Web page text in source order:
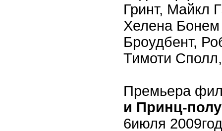
Гринт, Майкл
Хелена
Броудбент,
Тимоти
Премьера
и Принц-
6июля